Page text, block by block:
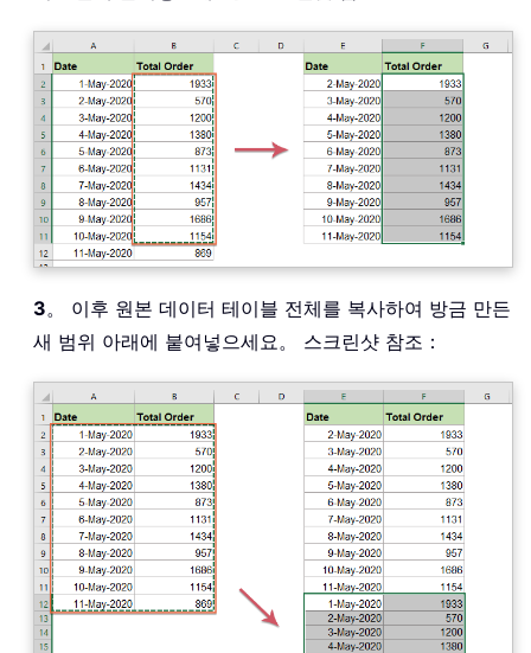
3。 이후 원본 데이터 테이블 전체를 복사하여 방금 만든
새 범위 아래에 붙여넣으세요。 스크린샷 참조：